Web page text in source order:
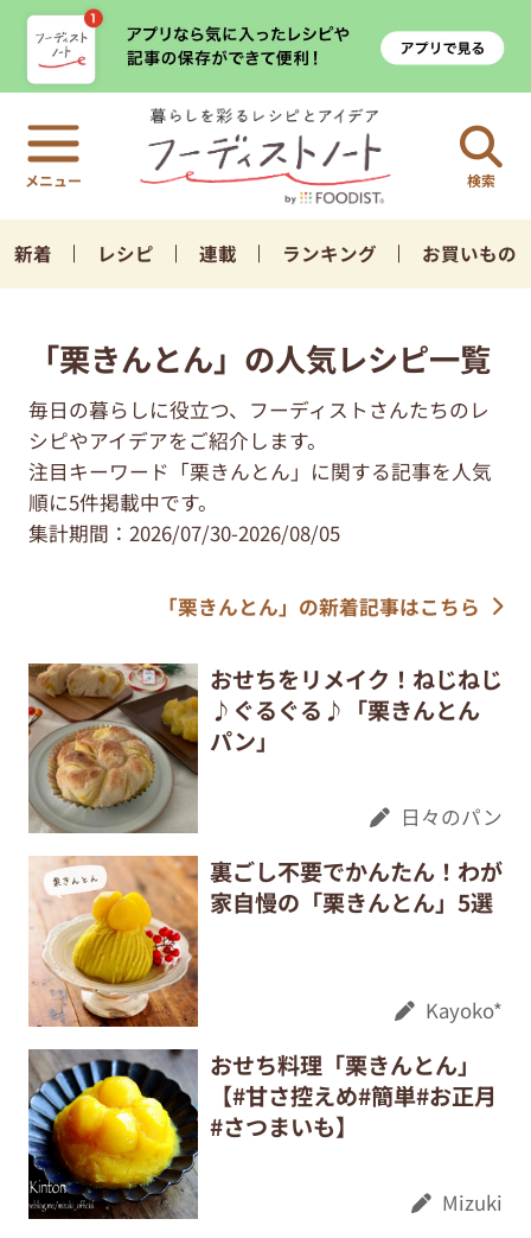
検索
新着 レシピ 連載 ランキング お買いもの
「栗きんとん」の人気レシピ一覧
毎日の暮らしに役立つ、フーディストさんたちのレ
シピやアイデアをご紹介します。
注目キーワード「栗きんとん」に関する記事を人気
順に5件掲載中です。
集計期間：2026/07/30-2026/08/05
「栗きんとん」の新着記事はこちら
おせちをリメイク！ねじねじ
♪ぐるぐる♪「栗きんとん
パン」
日々のパン
裏ごし不要でかんたん！わが
家自慢の「栗きんとん」5選
Kayoko*
おせち料理「栗きんとん」
【#甘さ控えめ#簡単#お正月
#さつまいも】
Mizuki